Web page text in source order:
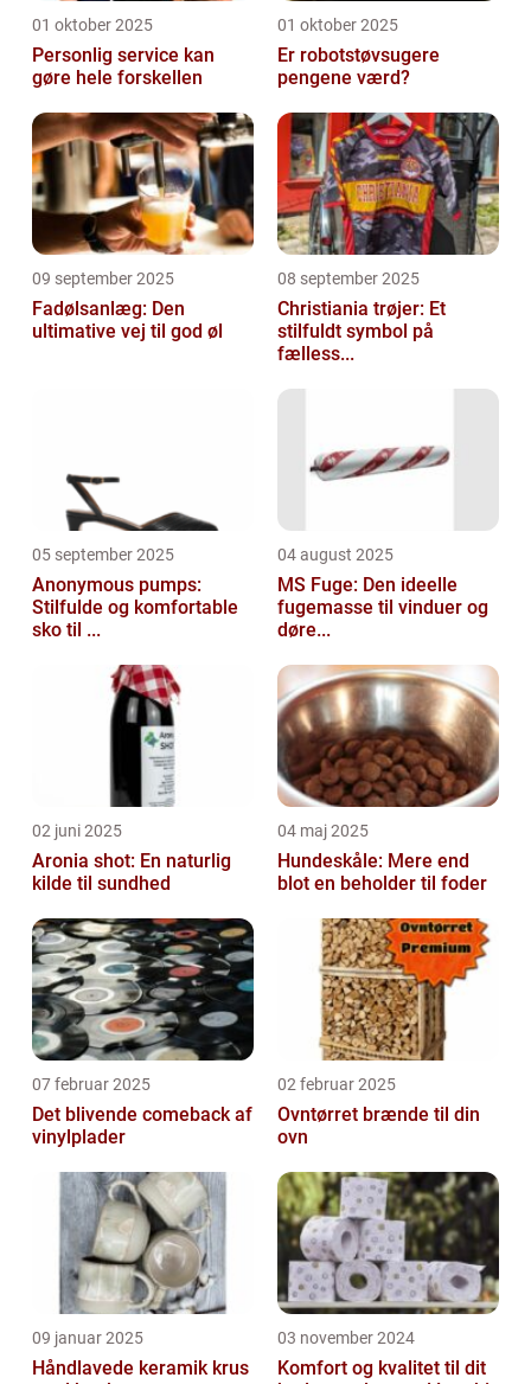
01 oktober 2025
Personlig service kan
gøre hele forskellen
01 oktober 2025
Er robotstøvsugere
pengene værd?
09 september 2025
Fadølsanlæg: Den
ultimative vej til god øl
08 september 2025
Christiania trøjer: Et
stilfuldt symbol på
fælless...
05 september 2025
Anonymous pumps:
Stilfulde og komfortable
sko til ...
04 august 2025
MS Fuge: Den ideelle
fugemasse til vinduer og
døre...
02 juni 2025
Aronia shot: En naturlig
kilde til sundhed
04 maj 2025
Hundeskåle: Mere end
blot en beholder til foder
07 februar 2025
Det blivende comeback af
vinylplader
02 februar 2025
Ovntørret brænde til din
ovn
09 januar 2025
Håndlavede keramik krus
03 november 2024
Komfort og kvalitet til dit